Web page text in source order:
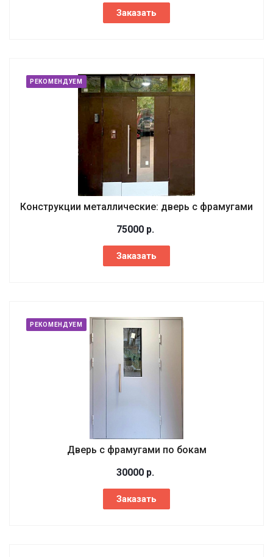
Заказать
РЕКОМЕНДУЕМ
Конструкции металлические: дверь с фрамугами
75000 р.
Заказать
РЕКОМЕНДУЕМ
Дверь с фрамугами по бокам
30000 р.
Заказать